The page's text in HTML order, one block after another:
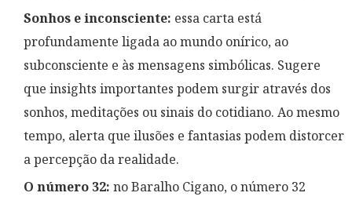
Sonhos e inconsciente: essa carta está
profundamente ligada ao mundo onírico, ao
subconsciente e às mensagens simbólicas. Sugere
que insights importantes podem surgir através dos
sonhos, meditações ou sinais do cotidiano. Ao mesmo
tempo, alerta que ilusões e fantasias podem distorcer
a percepção da realidade.
O número 32: no Baralho Cigano, o número 32